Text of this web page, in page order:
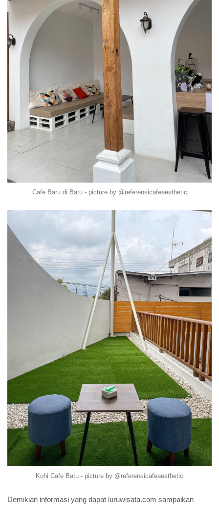
Cafe Baru di Batu - picture by @referensicafeaesthetic
Kohi Cafe Batu - picture by @referensicafeaesthetic
Demikian informasi yang dapat luruwisata.com sampaikan